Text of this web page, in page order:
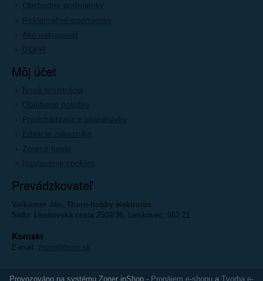
Obchodné podmienky
Reklamačné podmienky
Ako nakupovať
GDPR
Môj účet
Nová registrácia
Oblúbené položky
Predchádzajúce objednávky
Editácia zákazníka
Zmeniť heslo
Nastavenie cookies
Prevádzkovateľ
Volkomer Ján, Thorn-hobby elektronic
Sídlo: Lieskovská cesta 2509/36, Lieskovec, 962 21
Kontakt
E-mail: thorn@thorn.sk
Provozováno na systému Zoner inShop - Pronájem e-shopu a Tvorba e-